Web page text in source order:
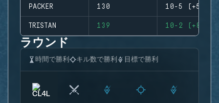
PACKER 130 10-5 (+5)
TRISTAN 139 10-2 (+8)
ラウンド
時間で勝利 キル数で勝利 目標で勝利